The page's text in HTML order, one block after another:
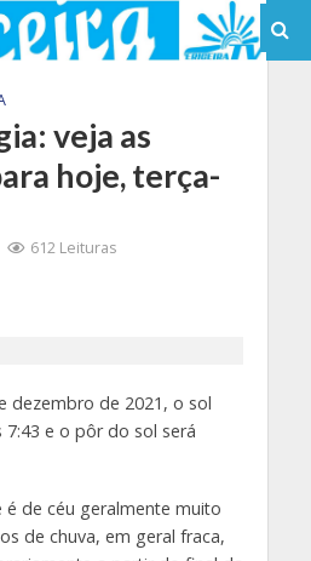
veja as
hoje, terça-
612 Leituras
dezembro de 2021, o sol
7:43 e o pôr do sol será
de céu geralmente muito
de chuva, em geral fraca,